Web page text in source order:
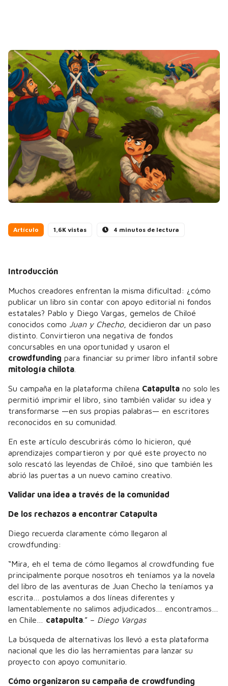
Artículo 1,6K vistas 4 minutos de lectura
Introducción
Muchos creadores enfrentan la misma dificultad: ¿cómo
publicar un libro sin contar con apoyo editorial ni fondos
estatales? Pablo y Diego Vargas, gemelos de Chiloé
conocidos como
Juan y Checho, decidieron dar un paso
distinto. Convirtieron una negativa de fondos
concursables en una oportunidad y usaron el
crowdfunding para financiar su primer libro infantil sobre
mitología chilota
Su campaña en la plataforma chilena Catapulta no solo les
permitió imprimir el libro, sino también validar su idea y
transformarse —en sus propias palabras— en escritores
reconocidos en su comunidad.
En este artículo descubrirás cómo lo hicieron, qué
aprendizajes compartieron y por qué este proyecto no
solo rescató las leyendas de Chiloé, sino que también les
abrió las puertas a un nuevo camino creativo.
Validar una idea a través de la comunidad
De los rechazos a encontrar Catapulta
Diego recuerda claramente cómo llegaron al
crowdfunding:
“Mira, eh el tema de cómo llegamos al crowdfunding fue
principalmente porque nosotros eh teníamos ya la novela
del libro de las aventuras de Juan Checho la teníamos ya
escrita… postulamos a dos líneas diferentes y
lamentablemente no salimos adjudicados… encontramos…
en Chile… catapulta .” – Diego Vargas
La búsqueda de alternativas los llevó a esta plataforma
nacional que les dio las herramientas para lanzar su
proyecto con apoyo comunitario.
Cómo organizaron su campaña de crowdfunding